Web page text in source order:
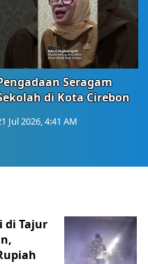
Seragam
di Kota Cirebon
Jul 2026, 4:41 AM
di Tajur